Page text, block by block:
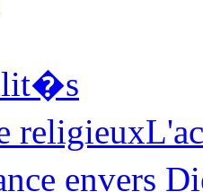
religieux
envers